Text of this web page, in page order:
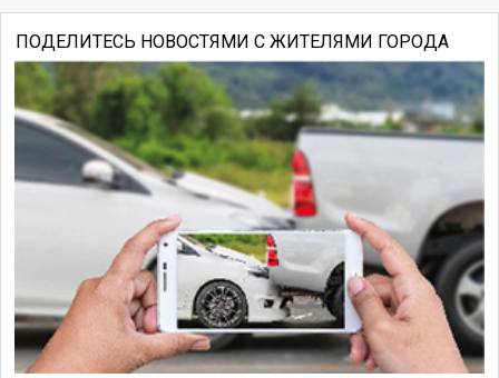
ПОДЕЛИТЕСЬ НОВОСТЯМИ С ЖИТЕЛЯМИ ГОРОДА